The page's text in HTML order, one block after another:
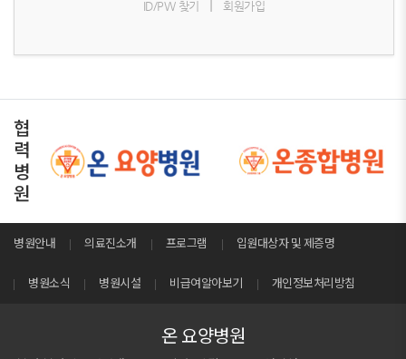
ID/PW 찾기 | 회원가입
협
력
병
원
병원안내 의료진소개 프로그램 입원대상자 및 제증명
병원소식 병원시설 비급여알아보기 개인정보처리방침
온 요양병원